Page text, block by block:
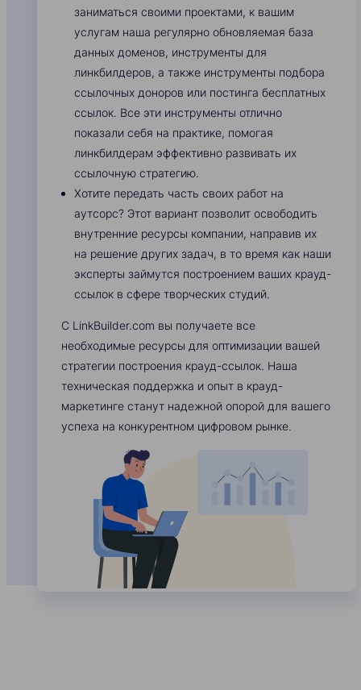
заниматься своими проектами, к вашим
услугам наша регулярно обновляемая база
данных доменов, инструменты для
линкбилдеров, а также инструменты подбора
ссылочных доноров или постинга бесплатных
ссылок. Все эти инструменты отлично
показали себя на практике, помогая
линкбилдерам эффективно развивать их
ссылочную стратегию.
Хотите передать часть своих работ на
аутсорс? Этот вариант позволит освободить
внутренние ресурсы компании, направив их
на решение других задач, в то время как наши
эксперты займутся построением ваших крауд-
ссылок в сфере творческих студий.
С LinkBuilder.com вы получаете все
необходимые ресурсы для оптимизации вашей
стратегии построения крауд-ссылок. Наша
техническая поддержка и опыт в крауд-
маркетинге станут надежной опорой для вашего
успеха на конкурентном цифровом рынке.